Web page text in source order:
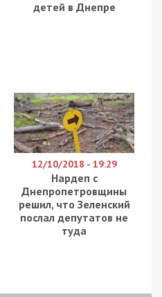
детей в Днепре
12/10/2018 - 19:29
Нардеп с
Днепропетровщины
решил, что Зеленский
послал депутатов не
туда